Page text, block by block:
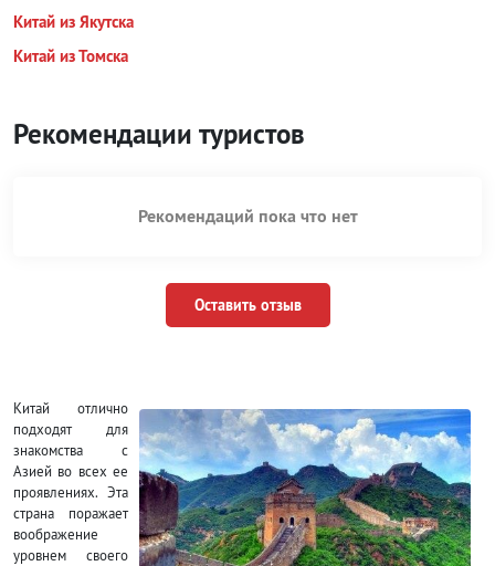
Китай из Якутска
Китай из Томска
Рекомендации туристов
Рекомендаций пока что нет
Оставить отзыв
Китай отлично
подходят для
знакомства с
Азией во всех ее
проявлениях. Эта
страна поражает
воображение
уровнем своего